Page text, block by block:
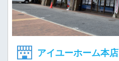
アイユーホーム本店